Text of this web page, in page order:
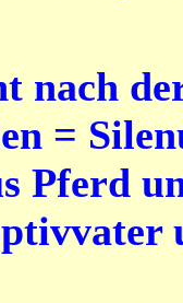
nach
=
Pferd